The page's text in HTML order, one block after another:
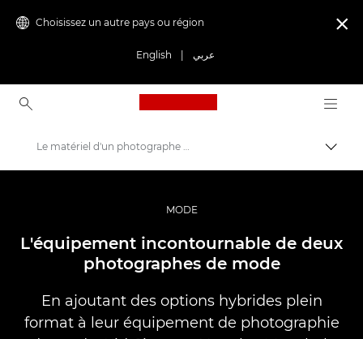
Choisissez un autre pays ou région
English عربي

Canon Logo, back to
Vidéo et photographie professionnelles
Histoires
Le matériel d'un photographe de mode
MODE
L'équipement incontournable de deux
photographes de mode
En ajoutant des options hybrides plein
format à leur équipement de photographie